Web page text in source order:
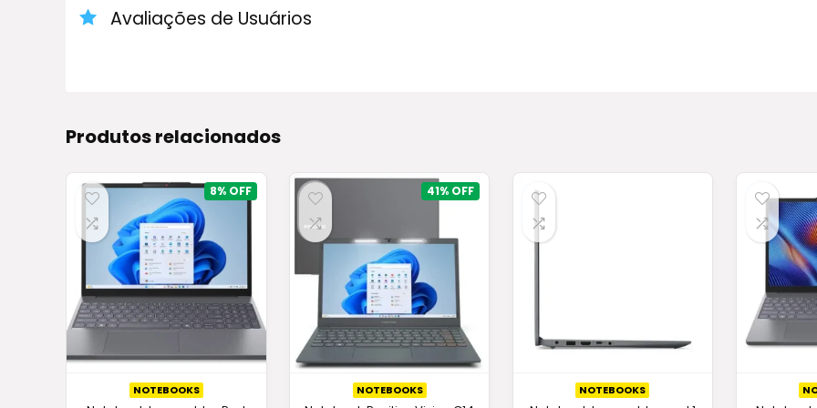
Intel Core i7 1355U, 16GB de RAM e 1TB SSD NVMe para alta performance, tela Full HD de 16 polegadas
Avaliações de Usuários
Produtos relacionados
8%
NOTEBOOKS
41%
NOTEBOOKS NOTEBOOKS